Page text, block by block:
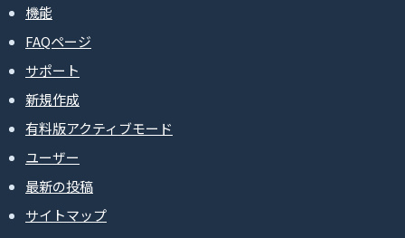
機能
FAQページ
サポート
新規作成
有料版アクティブモード
ユーザー
最新の投稿
サイトマップ